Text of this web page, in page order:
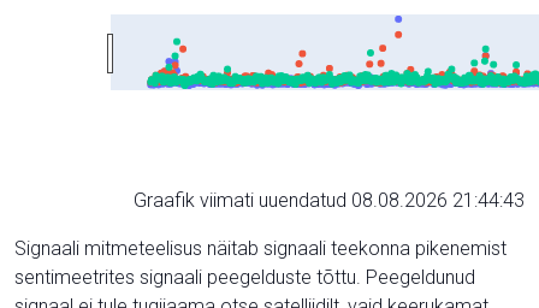
Graafik viimati uuendatud 08.08.2026 21:44:43
Signaali mitmeteelisus näitab signaali teekonna pikenemist
sentimeetrites signaali peegelduste tõttu. Peegeldunud